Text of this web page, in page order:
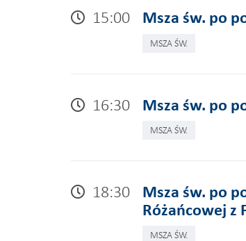
15:00 Msza św. po
MSZA ŚW.
16:30 Msza św. po
MSZA ŚW.
18:30 Msza św. po
Różańcowej z
MSZA ŚW.